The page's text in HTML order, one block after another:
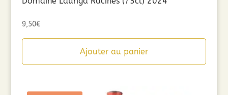
9,50€
Ajouter au panier